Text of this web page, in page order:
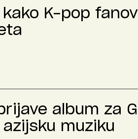
kako K-pop
album za
muziku